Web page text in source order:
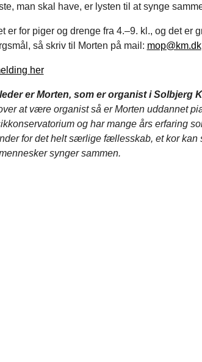
man skal have, er lysten til at synge
er for piger og drenge fra 4.–9. kl., og det er
så skriv til Morten på mail: mop@km.dk
her
er Morten, som er organist i Solbjerg
at være organist så er Morten uddannet
og har mange års erfaring
for det helt særlige fællesskab, et kor kan
synger sammen.